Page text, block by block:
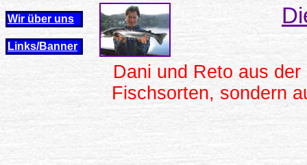
Wir über uns
Links/Banner
Dani und Reto aus
Fischsorten, sondern